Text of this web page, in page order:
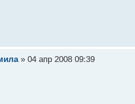
» 04 апр 2008 09:39